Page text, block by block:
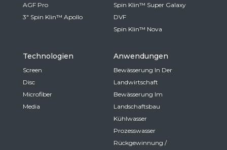
AGF Pro
3" Spin Klin™ Apollo
Spin Klin™ Super Galaxy
DVF
Spin Klin™ Nova
Technologien
Screen
Disc
Microfiber
Media
Anwendungen
Bewässerung In Der
Landwirtschaft
Bewässerung Im
Landschaftsbau
Kühlwasser
Prozesswasser
Rückgewinnung /